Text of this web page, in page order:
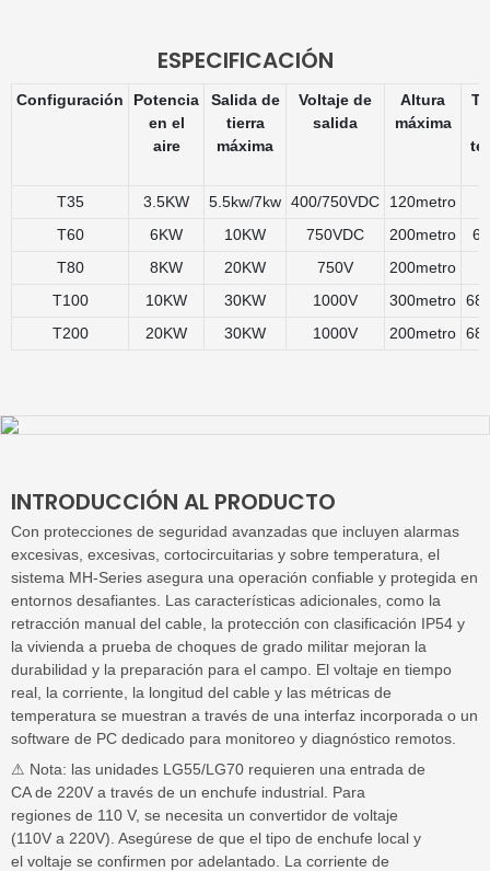
ESPECIFICACIÓN
Configuración
Potencia
en el
aire
Salida de
tierra
máxima
Voltaje de
salida
Altura
máxima
T35 3.5KW 5.5kw/7kw 400/750VDC 120metro
T60
6KW 10KW 750VDC 200metro
T80
8KW 20KW 750V 200metro
T100
10KW 30KW 1000V 300metro
T200
20KW 30KW 1000V 200metro
INTRODUCCIÓN AL PRODUCTO
Con protecciones de seguridad avanzadas que incluyen alarmas
excesivas, excesivas, cortocircuitarias y sobre temperatura, el
sistema MH-Series asegura una operación confiable y protegida en
entornos desafiantes. Las características adicionales, como la
retracción manual del cable, la protección con clasificación IP54 y
la vivienda a prueba de choques de grado militar mejoran la
durabilidad y la preparación para el campo. El voltaje en tiempo
real, la corriente, la longitud del cable y las métricas de
temperatura se muestran a través de una interfaz incorporada o un
software de PC dedicado para monitoreo y diagnóstico remotos.
⚠ Nota: las unidades LG55/LG70 requieren una entrada de
CA de 220V a través de un enchufe industrial. Para
regiones de 110 V, se necesita un convertidor de voltaje
(110V a 220V). Asegúrese de que el tipo de enchufe local y
el voltaje se confirmen por adelantado. La corriente de